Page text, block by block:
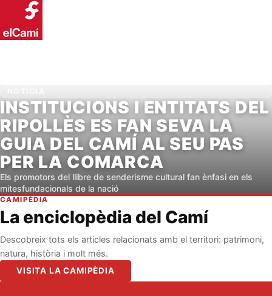
INSTITUCIONS I ENTITATS DEL
RIPOLLÈS ES FAN SEVA LA
GUIA DEL CAMÍ AL SEU PAS
PER LA COMARCA
Els promotors del llibre de senderisme cultural fan ènfasi en els
mitesfundacionals de la nació
CAMIPÈDIA
La enciclopèdia del Camí
Descobreix tots els articles relacionats amb el territori: patrimoni,
natura, història i molt més.
VISITA LA CAMIPÈDIA